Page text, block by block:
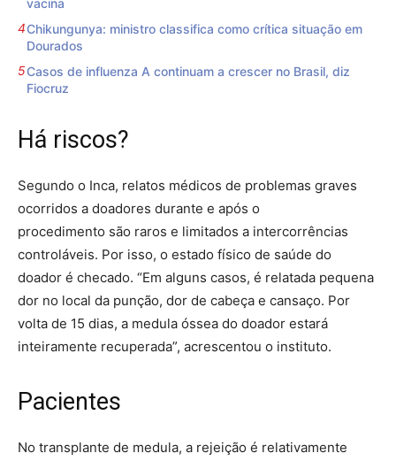
vacina
Chikungunya: ministro classifica como crítica situação em
Dourados
Casos de influenza A continuam a crescer no Brasil, diz
Fiocruz
Há riscos?
Segundo o Inca, relatos médicos de problemas graves
ocorridos a doadores durante e após o
procedimento são raros e limitados a intercorrências
controláveis. Por isso, o estado físico de saúde do
doador é checado. “Em alguns casos, é relatada pequena
dor no local da punção, dor de cabeça e cansaço. Por
volta de 15 dias, a medula óssea do doador estará
inteiramente recuperada”, acrescentou o instituto.
Pacientes
No transplante de medula, a rejeição é relativamente